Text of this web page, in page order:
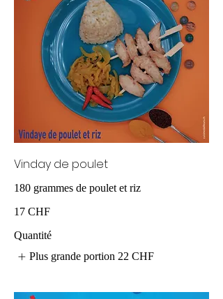
Vinday de poulet
17 CHF
Quantité
Plus grande portion 22 CHF